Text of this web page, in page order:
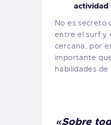
actividad
No es secreto
entre el surf y
cercana, por
importante
habilidades de
«Sobre